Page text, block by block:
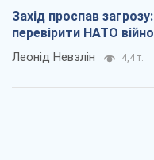
Захід проспав
перевірити НАТО
Леонід Невзлін 4,4 т.